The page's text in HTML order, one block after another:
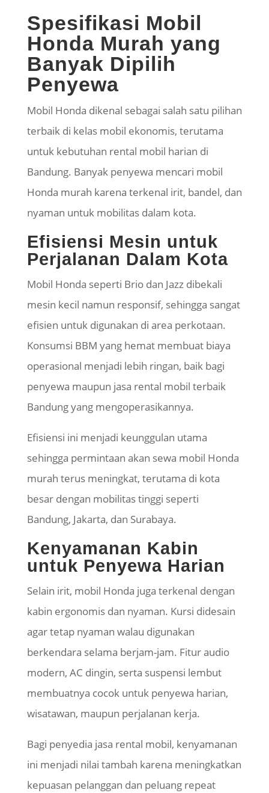
Spesifikasi Mobil
Honda Murah yang
Banyak Dipilih
Penyewa
Mobil Honda dikenal sebagai salah satu pilihan
terbaik di kelas mobil ekonomis, terutama
untuk kebutuhan rental mobil harian di
Bandung. Banyak penyewa mencari mobil
Honda murah karena terkenal irit, bandel, dan
nyaman untuk mobilitas dalam kota.
Efisiensi Mesin untuk
Perjalanan Dalam Kota
Mobil Honda seperti Brio dan Jazz dibekali
mesin kecil namun responsif, sehingga sangat
efisien untuk digunakan di area perkotaan.
Konsumsi BBM yang hemat membuat biaya
operasional menjadi lebih ringan, baik bagi
penyewa maupun jasa rental mobil terbaik
Bandung yang mengoperasikannya.
Efisiensi ini menjadi keunggulan utama
sehingga permintaan akan sewa mobil Honda
murah terus meningkat, terutama di kota
besar dengan mobilitas tinggi seperti
Bandung, Jakarta, dan Surabaya.
Kenyamanan Kabin
untuk Penyewa Harian
Selain irit, mobil Honda juga terkenal dengan
kabin ergonomis dan nyaman. Kursi didesain
agar tetap nyaman walau digunakan
berkendara selama berjam-jam. Fitur audio
modern, AC dingin, serta suspensi lembut
membuatnya cocok untuk penyewa harian,
wisatawan, maupun perjalanan kerja.
Bagi penyedia jasa rental mobil, kenyamanan
ini menjadi nilai tambah karena meningkatkan
kepuasan pelanggan dan peluang repeat